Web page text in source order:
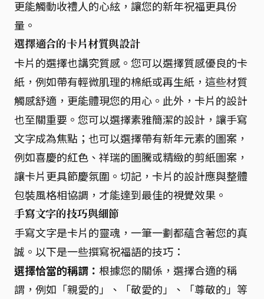
更能觸動收禮人的心絃，讓您的新年祝福更具份
量。
選擇適合的卡片材質與設計
卡片的選擇也講究質感。您可以選擇質感優良的卡
紙，例如帶有輕微肌理的棉紙或再生紙，這些材質
觸感舒適，更能體現您的用心。此外，卡片的設計
也至關重要。您可以選擇素雅簡潔的設計，讓手寫
文字成為焦點；也可以選擇帶有新年元素的圖案，
例如喜慶的紅色、祥瑞的圖騰或精緻的剪紙圖案，
讓卡片更具節慶氛圍。切記，卡片的設計應與整體
包裝風格相協調，才能達到最佳的視覺效果。
手寫文字的技巧與細節
手寫文字是卡片的靈魂，一筆一劃都蘊含著您的真
誠。以下是一些撰寫祝福語的技巧：
選擇恰當的稱謂： 根據您的關係，選擇合適的稱
謂，例如「親愛的」、「敬愛的」、「尊敬的」等